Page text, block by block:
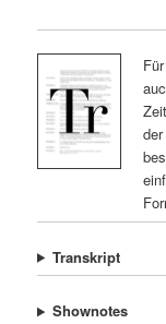
Transkript
Shownotes